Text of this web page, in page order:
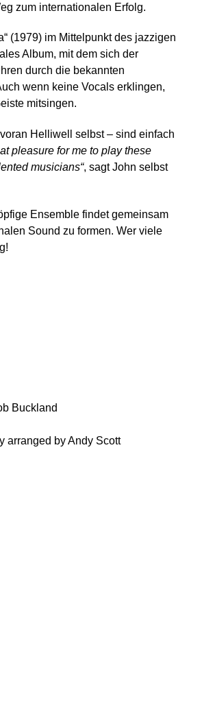
zum internationalen Erfolg.
(1979) im Mittelpunkt des jazzigen
Album, mit dem sich der
durch die bekannten
wenn keine Vocals erklingen,
mitsingen.
Helliwell selbst – sind einfach
pleasure for me to play these
musicians“, sagt John selbst
Ensemble findet gemeinsam
Sound zu formen. Wer viele
Buckland
arranged by Andy Scott